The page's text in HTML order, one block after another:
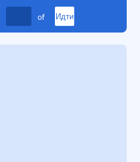
of Идти